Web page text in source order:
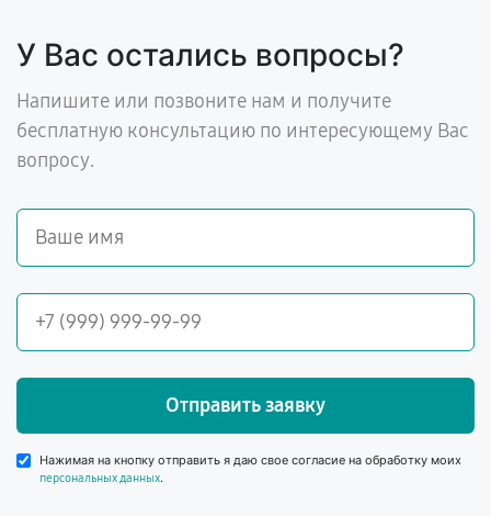
У Вас остались вопросы?
Напишите или позвоните нам и получите
бесплатную консультацию по интересующему Вас
вопросу.
Отправить заявку
Нажимая на кнопку отправить я даю свое согласие на обработку моих
персональных данных.